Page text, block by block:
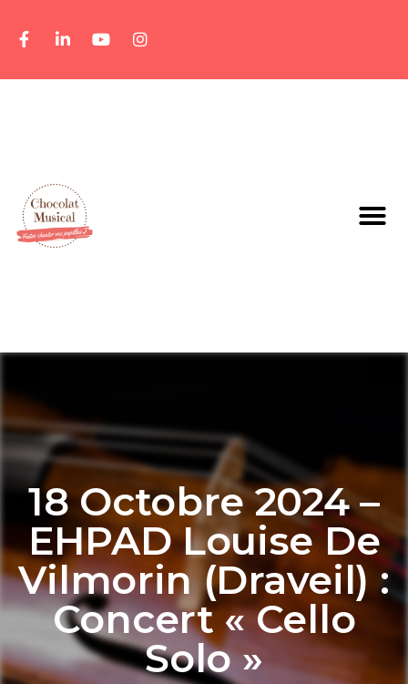
18 Octobre 2024 –
EHPAD Louise De
Vilmorin (Draveil) :
Concert « Cello
Solo »